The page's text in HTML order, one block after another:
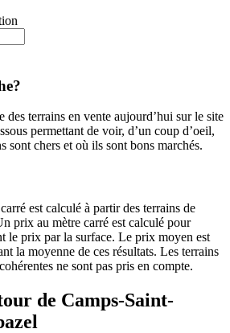
des terrains en vente aujourd’hui sur le site
permettant de voir, d’un coup d’oeil,
sont chers et où ils sont bons marchés.
est calculé à partir des terrains de
prix au mètre carré est calculé pour
le prix par la surface. Le prix moyen est
la moyenne de ces résultats. Les terrains
ne sont pas pris en compte.
de Camps-Saint-